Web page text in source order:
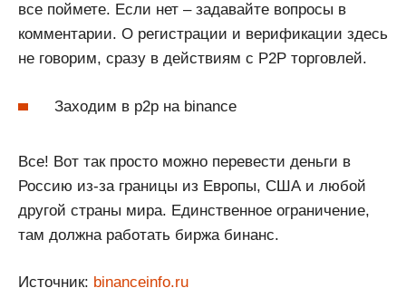
все поймете. Если нет – задавайте вопросы в
комментарии. О регистрации и верификации здесь
не говорим, сразу в действиям с P2P торговлей.
Заходим в p2p на binance
Все! Вот так просто можно перевести деньги в
Россию из-за границы из Европы, США и любой
другой страны мира. Единственное ограничение,
там должна работать биржа бинанс.
Источник: binanceinfo.ru